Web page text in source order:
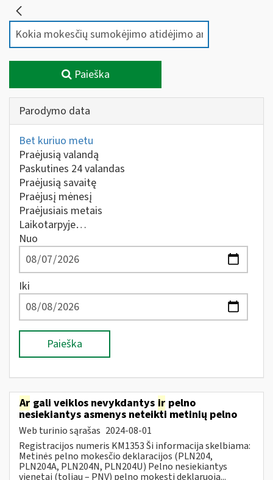
Paieška
Parodymo data
Bet kuriuo metu
Praėjusią valandą
Paskutines 24 valandas
Praėjusią savaitę
Praėjusį mėnesį
Praėjusiais metais
Laikotarpyje…
Nuo
Iki
Paieška
Ar gali veiklos nevykdantys ir pelno
nesiekiantys asmenys neteikti metinių pelno
Web turinio sąrašas 2024-08-01
Registracijos numeris KM1353 Ši informacija skelbiama:
Metinės pelno mokesčio deklaracijos (PLN204,
PLN204A, PLN204N, PLN204U) Pelno nesiekiantys
vienetai (toliau – PNV) pelno mokestį deklaruoja...